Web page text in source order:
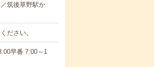
筑後草野駅か
ださい。
早番 7:00～1